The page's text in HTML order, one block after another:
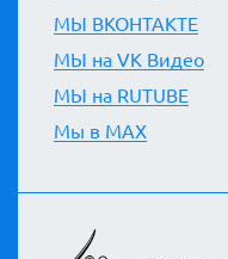
МЫ ВКОНТАКТЕ
МЫ на VK Видео
МЫ на RUTUBE
Мы в MAX